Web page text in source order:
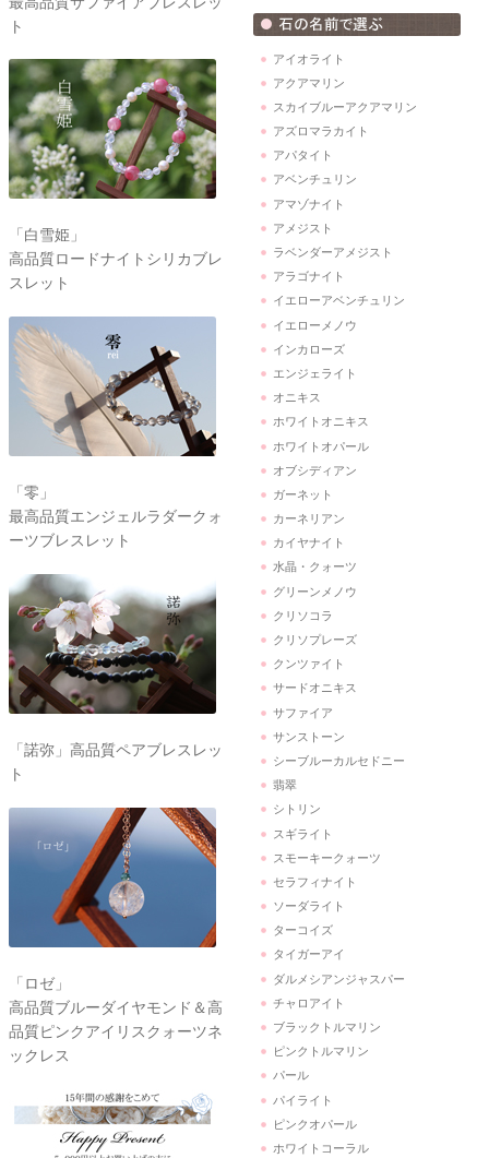
ト
「白雪姫」
高品質ロードナイトシリカブレ
スレット
「零」
最高品質エンジェルラダークォ
ーツブレスレット
「諾弥」高品質ペアブレスレッ
ト
「ロゼ」
高品質ブルーダイヤモンド＆高
品質ピンクアイリスクォーツネ
ックレス
アイオライト
アクアマリン
スカイブルーアクアマリン
アズロマラカイト
アパタイト
アベンチュリン
アマゾナイト
アメジスト
ラベンダーアメジスト
アラゴナイト
イエローアベンチュリン
イエローメノウ
インカローズ
エンジェライト
オニキス
ホワイトオニキス
ホワイトオパール
オブシディアン
ガーネット
カーネリアン
カイヤナイト
水晶・クォーツ
グリーンメノウ
クリソコラ
クリソプレーズ
クンツァイト
サードオニキス
サファイア
サンストーン
シーブルーカルセドニー
翡翠
シトリン
スギライト
スモーキークォーツ
セラフィナイト
ソーダライト
ターコイズ
タイガーアイ
ダルメシアンジャスパー
チャロアイト
ブラックトルマリン
ピンクトルマリン
パール
パイライト
ピンクオパール
ホワイトコーラル